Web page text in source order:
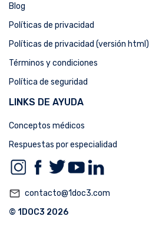
Blog
Políticas de privacidad
Políticas de privacidad (versión html)
Términos y condiciones
Política de seguridad
LINKS DE AYUDA
Conceptos médicos
Respuestas por especialidad
mail_outline contacto@1doc3.com
© 1DOC3 2026